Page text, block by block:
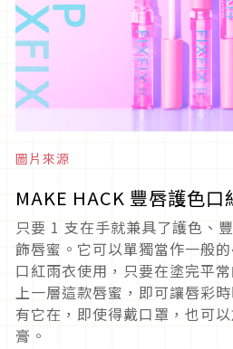
圖片來源
MAKE HACK 豐唇護色口
只要 1 支在手就兼具了護色、
飾唇蜜。它可以單獨當作一般
口紅雨衣使用，只要在塗完平
上一層這款唇蜜，即可讓唇彩
有它在，即使得戴口罩，也可
膏。